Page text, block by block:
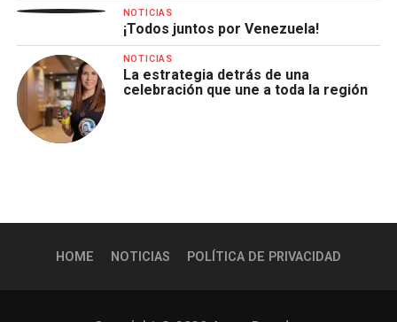
NOTICIAS
¡Todos juntos por Venezuela!
NOTICIAS
La estrategia detrás de una
celebración que une a toda la región
HOME NOTICIAS POLÍTICA DE PRIVACIDAD